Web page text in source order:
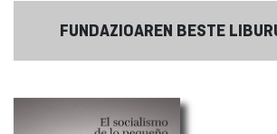
FUNDAZIOAREN BESTE